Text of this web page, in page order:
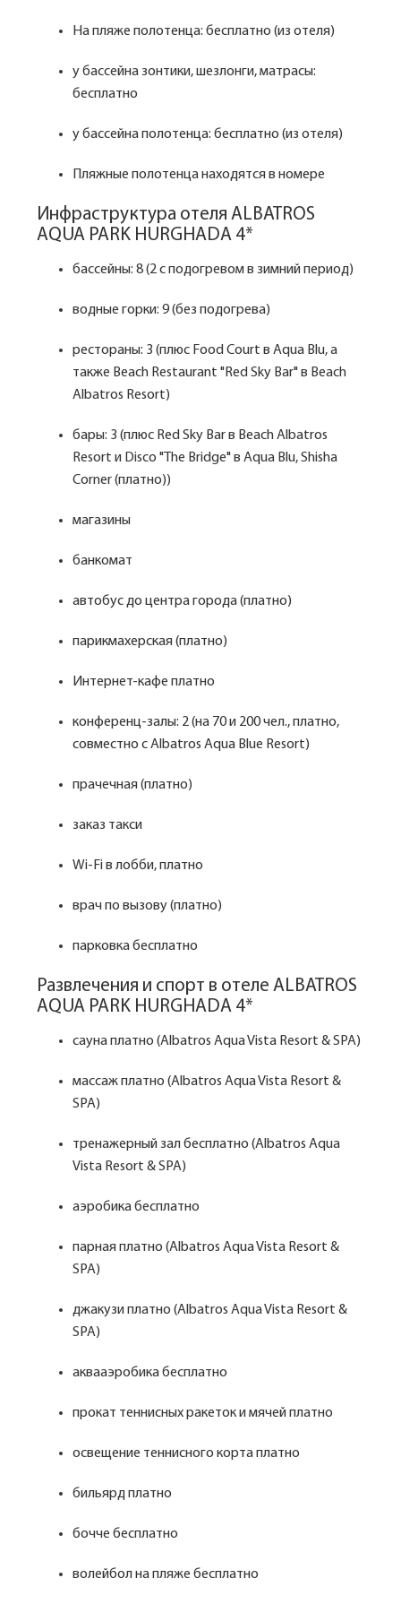
На пляже полотенца: бесплатно (из отеля)
у бассейна зонтики, шезлонги, матрасы:
бесплатно
у бассейна полотенца: бесплатно (из отеля)
Пляжные полотенца находятся в номере
Инфраструктура отеля ALBATROS
AQUA PARK HURGHADA 4*
бассейны: 8 (2 с подогревом в зимний период)
водные горки: 9 (без подогрева)
рестораны: 3 (плюс Food Court в Aqua Blu, а
также Beach Restaurant "Red Sky Bar" в Beach
Albatros Resort)
бары: 3 (плюс Red Sky Bar в Beach Albatros
Resort и Disco "The Bridge" в Aqua Blu, Shisha
Corner (платно))
магазины
банкомат
автобус до центра города (платно)
парикмахерская (платно)
Интернет-кафе платно
конференц-залы: 2 (на 70 и 200 чел., платно,
совместно с Albatros Aqua Blue Resort)
прачечная (платно)
заказ такси
Wi-Fi в лобби, платно
врач по вызову (платно)
парковка бесплатно
Развлечения и спорт в отеле ALBATROS
AQUA PARK HURGHADA 4*
сауна платно (Albatros Aqua Vista Resort & SPA)
массаж платно (Albatros Aqua Vista Resort &
SPA)
тренажерный зал бесплатно (Albatros Aqua
Vista Resort & SPA)
аэробика бесплатно
парная платно (Albatros Aqua Vista Resort &
SPA)
джакузи платно (Albatros Aqua Vista Resort &
SPA)
аквааэробика бесплатно
прокат теннисных ракеток и мячей платно
освещение теннисного корта платно
бильярд платно
бочче бесплатно
волейбол на пляже бесплатно